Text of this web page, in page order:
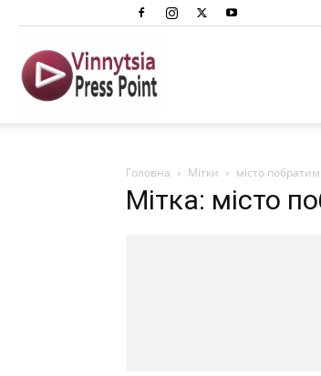
Преспоінт
Головна Мітки місто
Мітка: місто